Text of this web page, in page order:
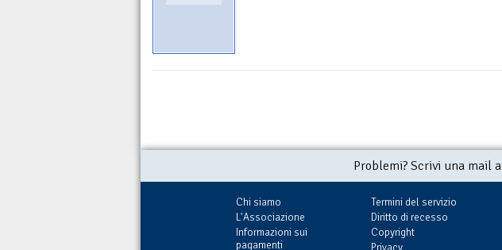
Problemi? Scrivi una mail a
Chi siamo
L'Associazione
Informazioni sui
pagamenti
Termini del servizio
Diritto di recesso
Copyright
Privacy